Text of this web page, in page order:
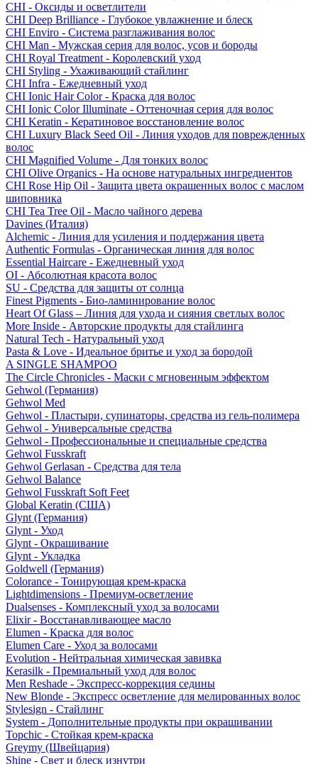
CHI - Оксиды и осветлители
CHI Deep Brilliance - Глубокое увлажнение и блеск
CHI Enviro - Система разглаживания волос
CHI Man - Мужская серия для волос, усов и бороды
CHI Royal Treatment - Королевский уход
CHI Styling - Ухаживающий стайлинг
CHI Infra - Ежедневный уход
CHI Ionic Hair Color - Краска для волос
CHI Ionic Color Illuminate - Оттеночная серия для волос
CHI Keratin - Кератиновое восстановление волос
CHI Luxury Black Seed Oil - Линия уходов для поврежденных
волос
CHI Magnified Volume - Для тонких волос
CHI Olive Organics - На основе натуральных ингредиентов
CHI Rose Hip Oil - Защита цвета окрашенных волос с маслом
шиповника
CHI Tea Tree Oil - Масло чайного дерева
Davines (Италия)
Alchemic - Линия для усиления и поддержания цвета
Authentic Formulas - Органическая линия для волос
Essential Haircare - Eжедневный уход
OI - Абсолютная красота волос
SU - Средства для защиты от солнца
Finest Pigments - Био-ламинирование волос
Heart Of Glass – Линия для ухода и сияния светлых волос
More Inside - Авторские продукты для стайлинга
Natural Tech - Натуральный уход
Pasta & Love - Идеальное бритье и уход за бородой
A SINGLE SHAMPOO
The Circle Chronicles - Маски с мгновенным эффектом
Gehwol (Германия)
Gehwol Med
Gehwol - Пластыри, супинаторы, средства из гель-полимера
Gehwol - Универсальные средства
Gehwol - Профессиональные и специальные средства
Gehwol Fusskraft
Gehwol Gerlasan - Средства для тела
Gehwol Balance
Gehwol Fusskraft Soft Feet
Global Keratin (США)
Glynt (Германия)
Glynt - Уход
Glynt - Окрашивание
Glynt - Укладка
Goldwell (Германия)
Colorance - Тонирующая крем-краска
Lightdimensions - Премиум-осветление
Dualsenses - Комплексный уход за волосами
Elixir - Восстанавливающее масло
Elumen - Краска для волос
Elumen Care - Уход за волосами
Evolution - Нейтральная химическая завивка
Kerasilk - Премиальный уход для волос
Men Reshade - Экспресс-коррекция седины
New Blonde - Экспресс осветление для мелированных волос
Stylesign - Стайлинг
System - Дополнительные продукты при окрашивании
Topchic - Стойкая крем-краска
Greymy (Швейцария)
Shine - Свет и блеск изнутри